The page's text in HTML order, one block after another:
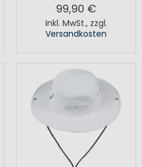
99,90 €
Inkl. MwSt., zzgl.
Versandkosten